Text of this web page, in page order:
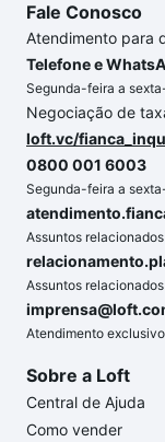
Fale Conosco
Atendimento para
Telefone e
Segunda-feira a
Negociação de
loft.vc/
0800 001 6003
Segunda-feira a
Assuntos
Assuntos
Atendimento
Sobre a Loft
Central de Ajuda
Como vender